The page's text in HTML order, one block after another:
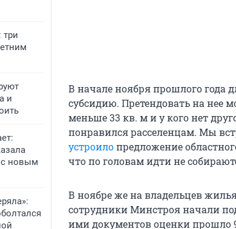
три
и
новым
В начале ноября прошлого года
субсидию. Претендовать на нее
меньше 33 кв. м и у кого нет
понравился расселенцам. Мы
устроилопредложение
что по головам идти не
В ноябре же на владельцев
сотрудники Минстроя начали
ими документов оценки прошло